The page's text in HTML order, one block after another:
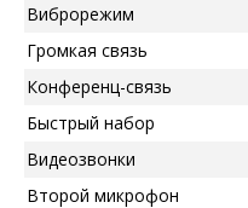
Виброрежим
Громкая связь
Конференц-связь
Быстрый набор
Видеозвонки
Второй микрофон